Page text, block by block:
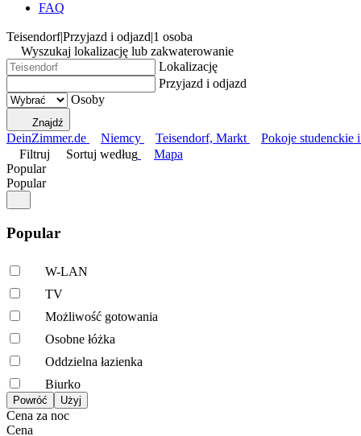
FAQ
Teisendorf|Przyjazd i odjazd|1 osoba
Wyszukaj lokalizację lub zakwaterowanie
Lokalizację
Przyjazd i odjazd
Osoby
Znajdź
DeinZimmer.de Niemcy Teisendorf, Markt
Pokoje studenckie
Filtruj
Sortuj według
Mapa
Popular
Popular
Popular
W-LAN
TV
Możliwość gotowania
Osobne łóżka
Oddzielna łazienka
Biurko
Cena za noc
Cena